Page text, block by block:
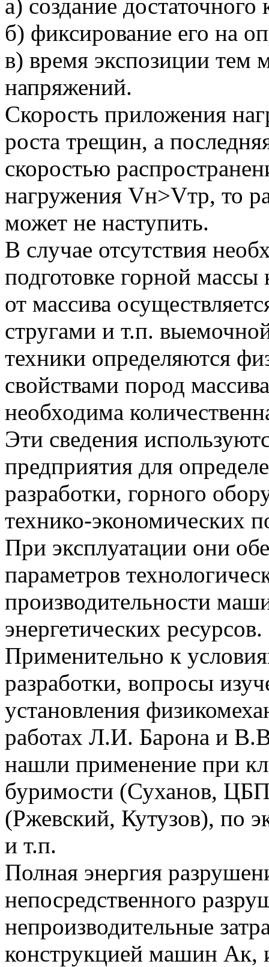
а) создание
б) фиксирование его на
в) время экспозиции
напряжений.
Скорость приложения
роста трещин, а
скоростью
нагружения Vн>Vтр, то
может не наступить.
В случае отсутствия
подготовке горной массы
от массива
стругами и т.п.
техники определяются
свойствами пород
необходима
Эти сведения
предприятия для
разработки, горного
технико-экономических
При эксплуатации они
параметров
производительности
энергетических ресурсов.
Применительно к
разработки, вопросы
установления
работах Л.И. Барона и
нашли применение при
буримости (Суханов,
(Ржевский, Кутузов), по
и т.п.
Полная энергия
непосредственного
непроизводительные
конструкцией машин Ак,